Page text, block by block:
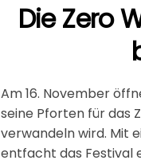
Die Zero
Am 16. November
seine Pforten für das
verwandeln wird. Mit
entfacht das Festival